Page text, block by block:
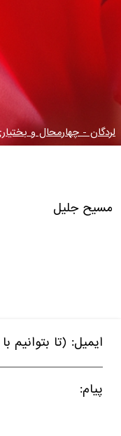
لردگان - چهارمحال و
مسیح جلیل
ایمیل: (تا بتوانیم
پیام: